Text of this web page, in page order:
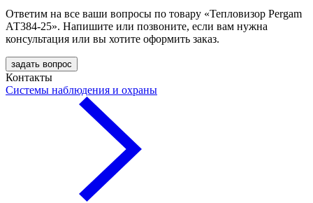
Ответим на все ваши вопросы по товару «Тепловизор Pergam
АТ384-25». Напишите или позвоните, если вам нужна
консультация или вы хотите оформить заказ.
задать вопрос
Контакты
Системы наблюдения и охраны